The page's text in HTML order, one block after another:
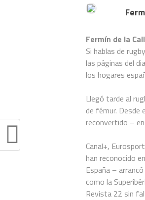
Fermín de la
Si hablas de
las páginas del
los hogares
Llegó tarde al
de fémur. Desde
reconvertido –
Canal+,
han reconocido
España –
como la
Revista 22 sin